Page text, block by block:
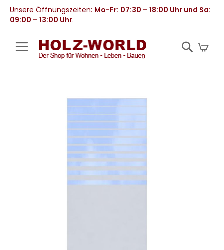
Unsere Öffnungszeiten: Mo-Fr: 07:30 – 18:00 Uhr und Sa:
09:00 – 13:00 Uhr.